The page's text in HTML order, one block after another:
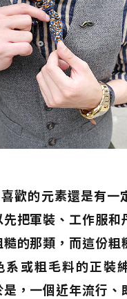
歡的元素還是有一
把軍裝、工作服和
的那類，而這份粗
系或粗毛料的正裝
，一個近年流行、